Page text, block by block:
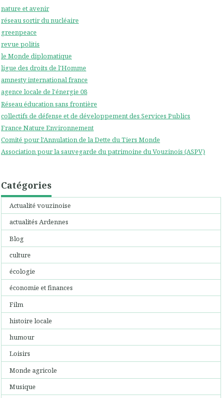
nature et avenir
réseau sortir du nucléaire
greenpeace
revue politis
le Monde diplomatique
ligue des droits de l'Homme
amnesty international france
agence locale de l'énergie 08
Réseau éducation sans frontière
collectifs de défense et de développement des Services Publics
France Nature Environnement
Comité pour l'Annulation de la Dette du Tiers Monde
Association pour la sauvegarde du patrimoine du Vouzinois (ASPV)
Catégories
Actualité vouzinoise
actualités Ardennes
Blog
culture
écologie
économie et finances
Film
histoire locale
humour
Loisirs
Monde agricole
Musique